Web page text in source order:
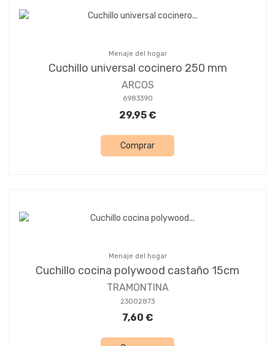
Menaje del hogar
Cuchillo universal cocinero 250 mm
ARCOS
6983390
29,95 €
Comprar
Menaje del hogar
Cuchillo cocina polywood castaño 15cm
TRAMONTINA
23002873
7,60 €